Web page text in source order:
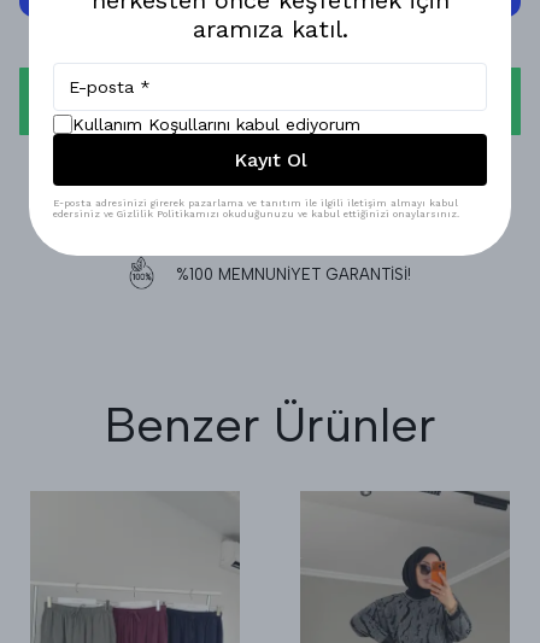
1-3 İŞ GÜNÜNDE KARGODA!
GÜVENLİ ALIŞVERİŞ!
%100 MEMNUNİYET GARANTİSİ!
Benzer Ürünler
aramıza katıl.
Kullanım Koşullarını kabul ediyorum
Kayıt Ol
E-posta adresinizi girerek pazarlama ve tanıtım ile ilgili iletişim almayı kabul
edersiniz ve Gizlilik Politikamızı okuduğunuzu ve kabul ettiğinizi onaylarsınız.